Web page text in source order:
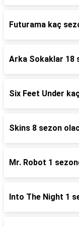
Futurama kaç
Arka Sokaklar 18
Six Feet Under
Skins 8 sezon
Mr. Robot 1
Into The Night 1